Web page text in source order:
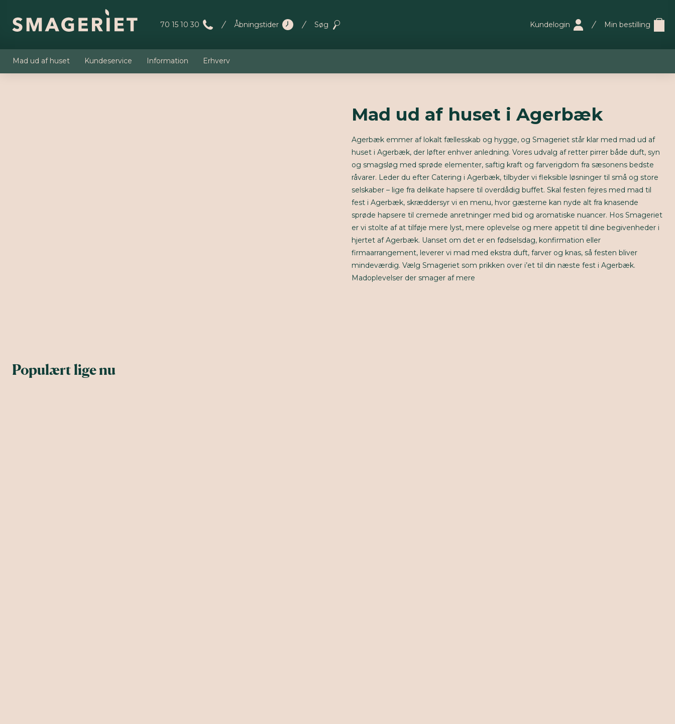
70 15 10 30 Åbningstider Søg Kundelogin Min bestilling
Mad ud af huset Kundeservice Information Erhverv
Mad ud af huset i Agerbæk
Agerbæk emmer af lokalt fællesskab og hygge, og Smageriet står klar med mad ud af
huset i Agerbæk, der løfter enhver anledning. Vores udvalg af retter pirrer både duft, syn
og smagsløg med sprøde elementer, saftig kraft og farverigdom fra sæsonens bedste
råvarer. Leder du efter Catering i Agerbæk, tilbyder vi fleksible løsninger til små og store
selskaber – lige fra delikate hapsere til overdådig buffet. Skal festen fejres med mad til
fest i Agerbæk, skræddersyr vi en menu, hvor gæsterne kan nyde alt fra knasende
sprøde hapsere til cremede anretninger med bid og aromatiske nuancer. Hos Smageriet
er vi stolte af at tilføje mere lyst, mere oplevelse og mere appetit til dine begivenheder i
hjertet af Agerbæk. Uanset om det er en fødselsdag, konfirmation eller
firmaarrangement, leverer vi mad med ekstra duft, farver og knas, så festen bliver
mindeværdig. Vælg Smageriet som prikken over i’et til din næste fest i Agerbæk.
Madoplevelser der smager af mere
Populært lige nu